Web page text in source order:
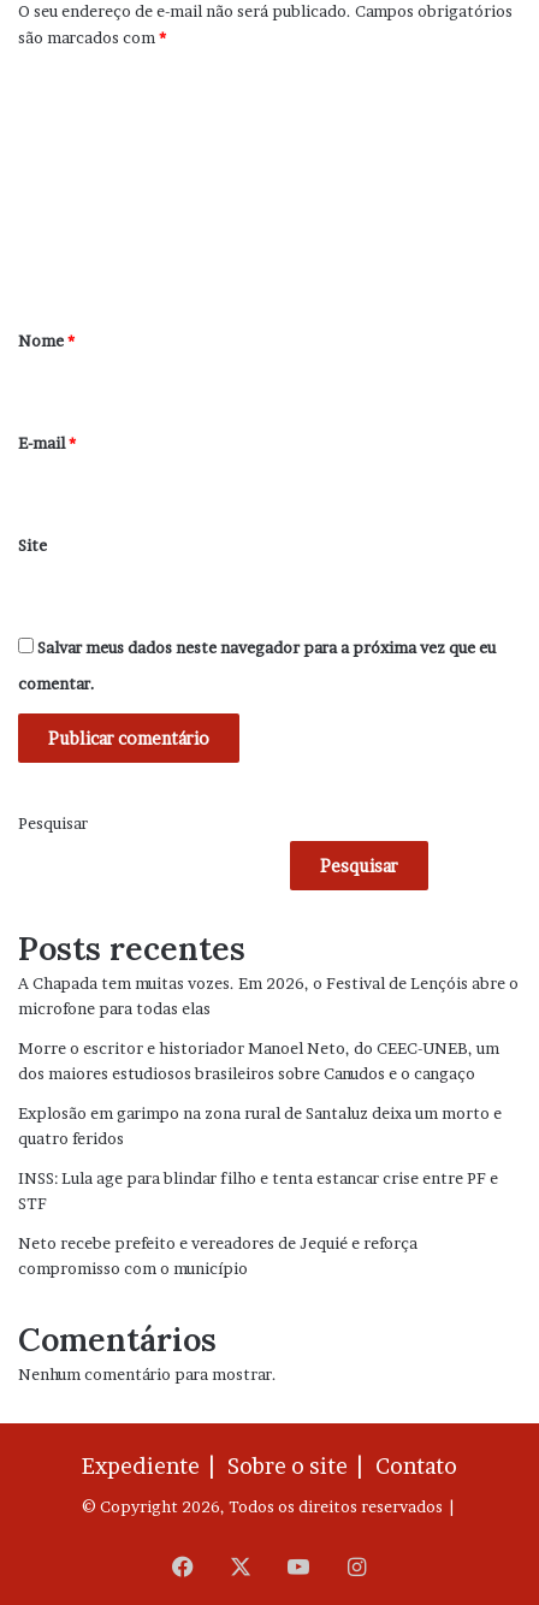
O seu endereço de e-mail não será publicado. Campos obrigatórios
são marcados com *
r
*
Nome*
E-mail*
Site
Salvar meus dados neste navegador para a próxima vez que eu
comentar.
Pesquisar
Pesquisar
Posts recentes
A Chapada tem muitas vozes. Em 2026, o Festival de Lençóis abre o
microfone para todas elas
Morre o escritor e historiador Manoel Neto, do CEEC-UNEB, um
dos maiores estudiosos brasileiros sobre Canudos e o cangaço
Explosão em garimpo na zona rural de Santaluz deixa um morto e
quatro feridos
INSS: Lula age para blindar filho e tenta estancar crise entre PF e
STF
Neto recebe prefeito e vereadores de Jequié e reforça
compromisso com o município
Comentários
Nenhum comentário para mostrar.
Expediente | Sobre o site | Contato
© Copyright 2026, Todos os direitos reservados |
Facebook YouTubeInstagram